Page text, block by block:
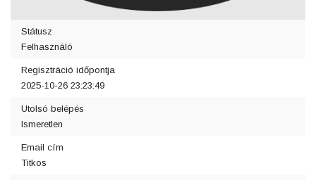
Státusz
Felhasználó
Regisztráció időpontja
2025-10-26 23:23:49
Utolsó belépés
Ismeretlen
Email cím
Titkos